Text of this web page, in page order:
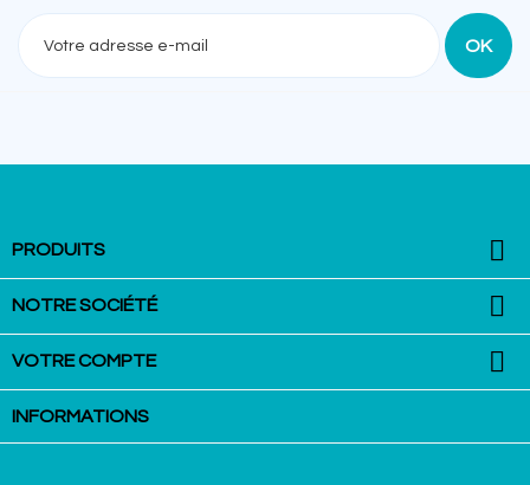
PRODUITS 
NOTRE SOCIÉTÉ 
VOTRE COMPTE 
INFORMATIONS